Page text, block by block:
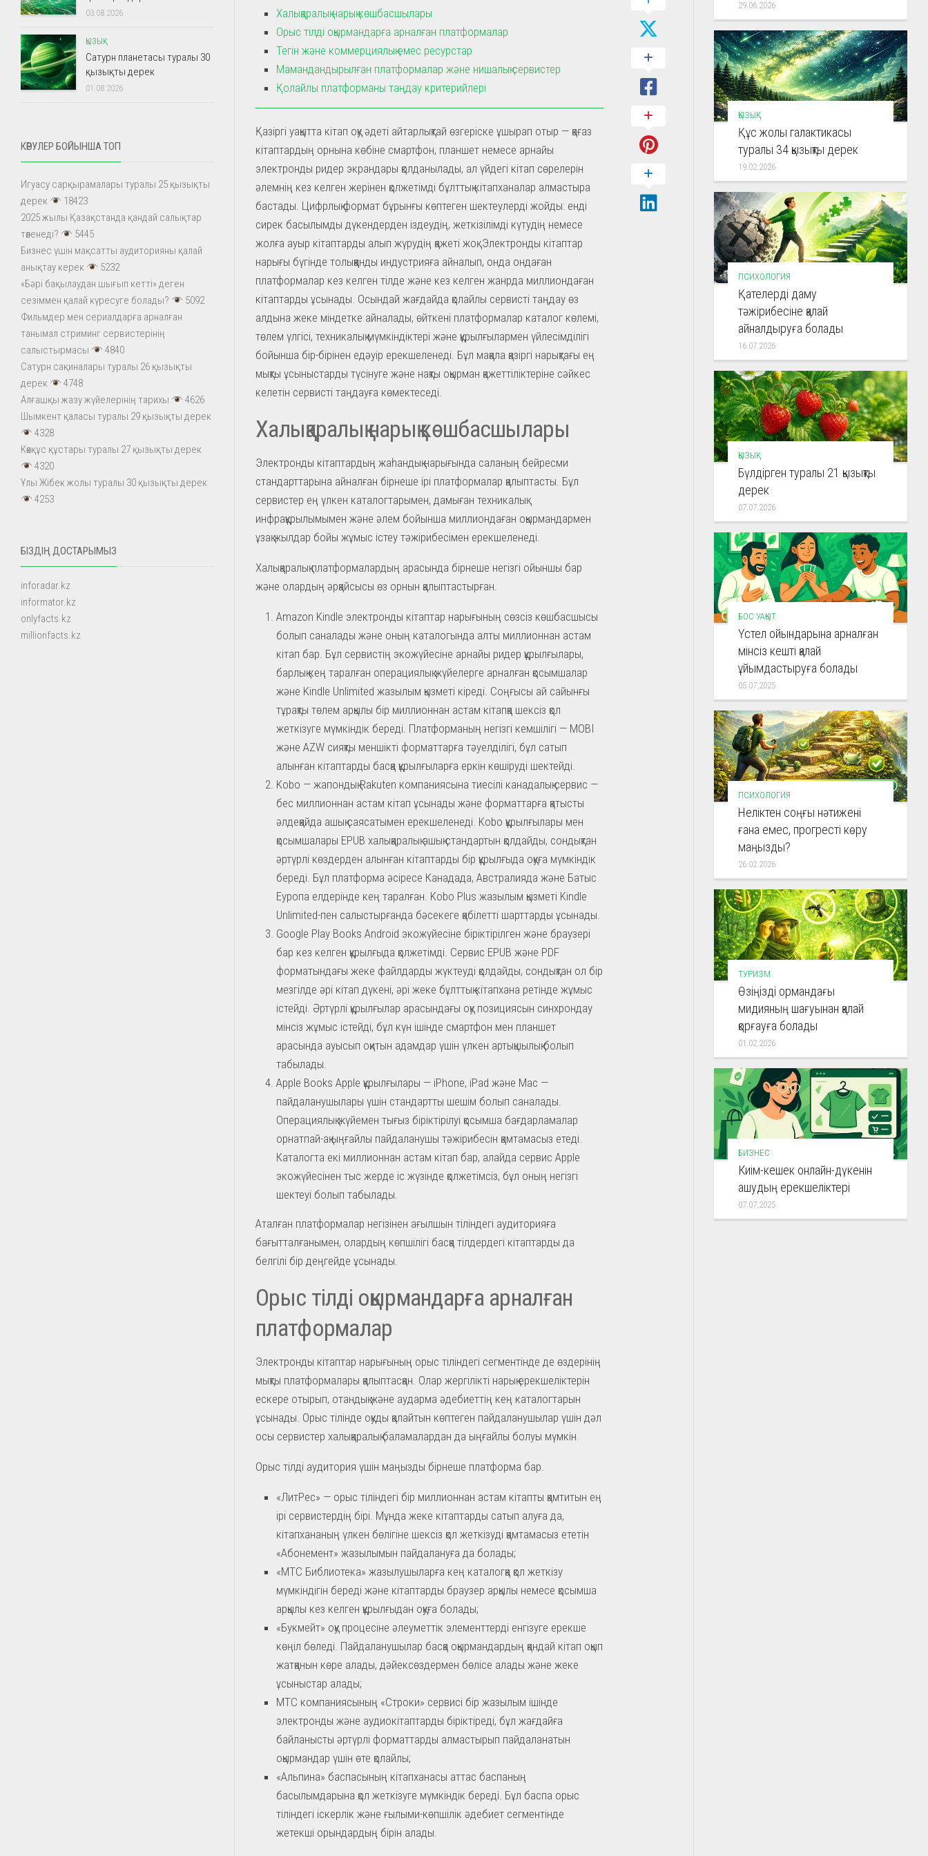
Халықаралық нарық көшбасшылары
Орыс тілді оқырмандарға арналған платформалар
Тегін және коммерциялық емес ресурстар
Мамандандырылған платформалар және нишалық сервистер
Қолайлы платформаны таңдау критерийлері
Қазіргі уақытта кітап оқу әдеті айтарлықтай өзгеріске ұшырап отыр — қағаз
кітаптардың орнына көбіне смартфон, планшет немесе арнайы
электронды ридер экрандары қолданылады, ал үйдегі кітап сөрелерін
әлемнің кез келген жерінен қолжетімді бұлттық кітапханалар алмастыра
бастады. Цифрлық формат бұрынғы көптеген шектеулерді жойды: енді
сирек басылымды дүкендерден іздеудің, жеткізілімді күтудің немесе
жолға ауыр кітаптарды алып жүрудің қажеті жоқ. Электронды кітаптар
нарығы бүгінде толыққанды индустрияға айналып, онда ондаған
платформалар кез келген тілде және кез келген жанрда миллиондаған
кітаптарды ұсынады. Осындай жағдайда қолайлы сервисті таңдау өз
алдына жеке міндетке айналады, өйткені платформалар каталог көлемі,
төлем үлгісі, техникалық мүмкіндіктері және құрылғылармен үйлесімділігі
бойынша бір-бірінен едәуір ерекшеленеді. Бұл мақала қазіргі нарықтағы ең
мықты ұсыныстарды түсінуге және нақты оқырман қажеттіліктеріне сәйкес
келетін сервисті таңдауға көмектеседі.
Халықаралық нарық көшбасшылары
Электронды кітаптардың жаһандық нарығында саланың бейресми
стандарттарына айналған бірнеше ірі платформалар қалыптасты. Бұл
сервистер ең үлкен каталогтарымен, дамыған техникалық
инфрақұрылымымен және әлем бойынша миллиондаған оқырмандармен
ұзақ жылдар бойы жұмыс істеу тәжірибесімен ерекшеленеді.
Халықаралық платформалардың арасында бірнеше негізгі ойыншы бар
және олардың әрқайсысы өз орнын қалыптастырған.
Amazon Kindle электронды кітаптар нарығының сөзсіз көшбасшысы
болып саналады және оның каталогында алты миллионнан астам
кітап бар. Бұл сервистің экожүйесіне арнайы ридер құрылғылары,
барлық кең таралған операциялық жүйелерге арналған қосымшалар
және Kindle Unlimited жазылым қызметі кіреді. Соңғысы ай сайынғы
тұрақты төлем арқылы бір миллионнан астам кітапқа шексіз қол
жеткізуге мүмкіндік береді. Платформаның негізгі кемшілігі — MOBI
және AZW сияқты меншікті форматтарға тәуелділігі, бұл сатып
алынған кітаптарды басқа құрылғыларға еркін көшіруді шектейді.
Kobo — жапондық Rakuten компаниясына тиесілі канадалық сервис —
бес миллионнан астам кітап ұсынады және форматтарға қатысты
әлдеқайда ашық саясатымен ерекшеленеді. Kobo құрылғылары мен
қосымшалары EPUB халықаралық ашық стандартын қолдайды, сондықтан
әртүрлі көздерден алынған кітаптарды бір құрылғыда оқуға мүмкіндік
береді. Бұл платформа әсіресе Канадада, Австралияда және Батыс
Еуропа елдерінде кең таралған. Kobo Plus жазылым қызметі Kindle
Unlimited-пен салыстырғанда бәсекеге қабілетті шарттарды ұсынады.
Google Play Books Android экожүйесіне біріктірілген және браузері
бар кез келген құрылғыда қолжетімді. Сервис EPUB және PDF
форматындағы жеке файлдарды жүктеуді қолдайды, сондықтан ол бір
мезгілде әрі кітап дүкені, әрі жеке бұлттық кітапхана ретінде жұмыс
істейді. Әртүрлі құрылғылар арасындағы оқу позициясын синхрондау
мінсіз жұмыс істейді, бұл күн ішінде смартфон мен планшет
арасында ауысып оқитын адамдар үшін үлкен артықшылық болып
табылады.
Apple Books Apple құрылғылары — iPhone, iPad және Mac —
пайдаланушылары үшін стандартты шешім болып саналады.
Операциялық жүйемен тығыз біріктірілуі қосымша бағдарламалар
орнатпай-ақ ыңғайлы пайдаланушы тәжірибесін қамтамасыз етеді.
Каталогта екі миллионнан астам кітап бар, алайда сервис Apple
экожүйесінен тыс жерде іс жүзінде қолжетімсіз, бұл оның негізгі
шектеуі болып табылады.
Аталған платформалар негізінен ағылшын тіліндегі аудиторияға
бағытталғанымен, олардың көпшілігі басқа тілдердегі кітаптарды да
белгілі бір деңгейде ұсынады.
Орыс тілді оқырмандарға арналған
платформалар
Электронды кітаптар нарығының орыс тіліндегі сегментінде де өздерінің
мықты платформалары қалыптасқан. Олар жергілікті нарық ерекшеліктерін
ескере отырып, отандық және аударма әдебиеттің кең каталогтарын
ұсынады. Орыс тілінде оқуды қалайтын көптеген пайдаланушылар үшін дәл
осы сервистер халықаралық баламалардан да ыңғайлы болуы мүмкін.
Орыс тілді аудитория үшін маңызды бірнеше платформа бар.
«ЛитРес» — орыс тіліндегі бір миллионнан астам кітапты қамтитын ең
ірі сервистердің бірі. Мұнда жеке кітаптарды сатып алуға да,
кітапхананың үлкен бөлігіне шексіз қол жеткізуді қамтамасыз ететін
«Абонемент» жазылымын пайдалануға да болады;
«МТС Библиотека» жазылушыларға кең каталогқа қол жеткізу
мүмкіндігін береді және кітаптарды браузер арқылы немесе қосымша
арқылы кез келген құрылғыдан оқуға болады;
«Букмейт» оқу процесіне әлеуметтік элементтерді енгізуге ерекше
көңіл бөледі. Пайдаланушылар басқа оқырмандардың қандай кітап оқып
жатқанын көре алады, дәйексөздермен бөлісе алады және жеке
ұсыныстар алады;
МТС компаниясының «Строки» сервисі бір жазылым ішінде
электронды және аудиокітаптарды біріктіреді, бұл жағдайға
байланысты әртүрлі форматтарды алмастырып пайдаланатын
оқырмандар үшін өте қолайлы;
«Альпина» баспасының кітапханасы аттас баспаның
басылымдарына қол жеткізуге мүмкіндік береді. Бұл баспа орыс
тіліндегі іскерлік және ғылыми-көпшілік әдебиет сегментінде
жетекші орындардың бірін алады.
03.08.2026
ҚЫЗЫҚ
Сатурн планетасы туралы 30
қызықты дерек
01.08.2026
КӨРУЛЕР БОЙЫНША ТОП
Игуасу сарқырамалары туралы 25 қызықты
дерек
18423
2025 жылы Қазақстанда қандай салықтар
төленеді?
5445
Бизнес үшін мақсатты аудиторияны қалай
анықтау керек
5232
«Бәрі бақылаудан шығып кетті» деген
сезіммен қалай күресуге болады?
5092
Фильмдер мен сериалдарға арналған
танымал стриминг сервистерінің
салыстырмасы
4840
Сатурн сақиналары туралы 26 қызықты
дерек
4748
Алғашқы жазу жүйелерінің тарихы
4626
Шымкент қаласы туралы 29 қызықты дерек
4328
Көкқұс құстары туралы 27 қызықты дерек
4320
Ұлы Жібек жолы туралы 30 қызықты дерек
4253
БІЗДІҢ ДОСТАРЫМЫЗ
inforadar.kz
informator.kz
onlyfacts.kz
millionfacts.kz
29.06.2026
ҚЫЗЫҚ
Құс жолы галактикасы
туралы 34 қызықты дерек
19.02.2026
ПСИХОЛОГИЯ
Қателерді даму
тәжірибесіне қалай
айналдыруға болады
16.07.2026
ҚЫЗЫҚ
Бүлдірген туралы 21 қызықты
дерек
07.07.2026
БОС УАҚЫТ
Үстел ойындарына арналған
мінсіз кешті қалай
ұйымдастыруға болады
05.07.2025
ПСИХОЛОГИЯ
Неліктен соңғы нәтижені
ғана емес, прогресті көру
маңызды?
26.02.2026
ТУРИЗМ
Өзіңізді ормандағы
мидияның шағуынан қалай
қорғауға болады
01.02.2026
БИЗНЕС
Киім-кешек онлайн-дүкенін
ашудың ерекшеліктері
07.07.2025